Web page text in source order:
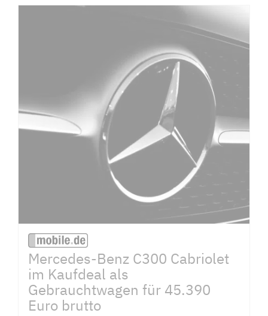
Mercedes-Benz C300 Cabriolet
im Kaufdeal als
Gebrauchtwagen für 45.390
Euro brutto